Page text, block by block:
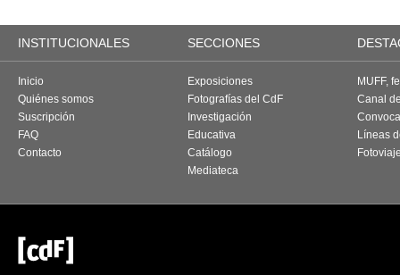
INSTITUCIONALES SECCIONES
Inicio
Quiénes somos
Suscripción
FAQ
Contacto
Exposiciones
Fotografías del CdF
Investigación
Educativa
Catálogo
Mediateca
MUFF,
Canal
Líneas